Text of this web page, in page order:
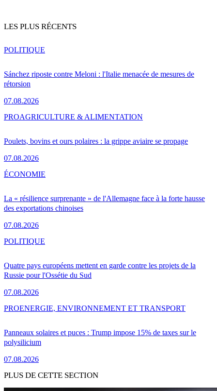
LES PLUS RÉCENTS
Sánchez riposte contre Meloni : l'Italie menacée de mesures de
rétorsion
07.08.2026
POLITIQUE
Poulets, bovins et ours polaires : la grippe aviaire se propage
07.08.2026
PROAGRICULTURE & ALIMENTATION
La « résilience surprenante » de l'Allemagne face à la forte hausse
des exportations chinoises
07.08.2026
ÉCONOMIE
Quatre pays européens mettent en garde contre les projets de la
Russie pour l'Ossétie du Sud
07.08.2026
POLITIQUE
Panneaux solaires et puces : Trump impose 15% de taxes sur le
polysilicium
07.08.2026
PROENERGIE, ENVIRONNEMENT ET TRANSPORT
PLUS DE CETTE SECTION